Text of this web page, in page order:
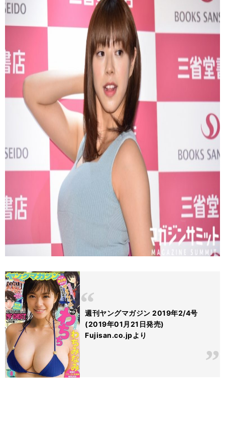
週刊ヤングマガジン 2019年2/4号
(2019年01月21日発売)
Fujisan.co.jpより